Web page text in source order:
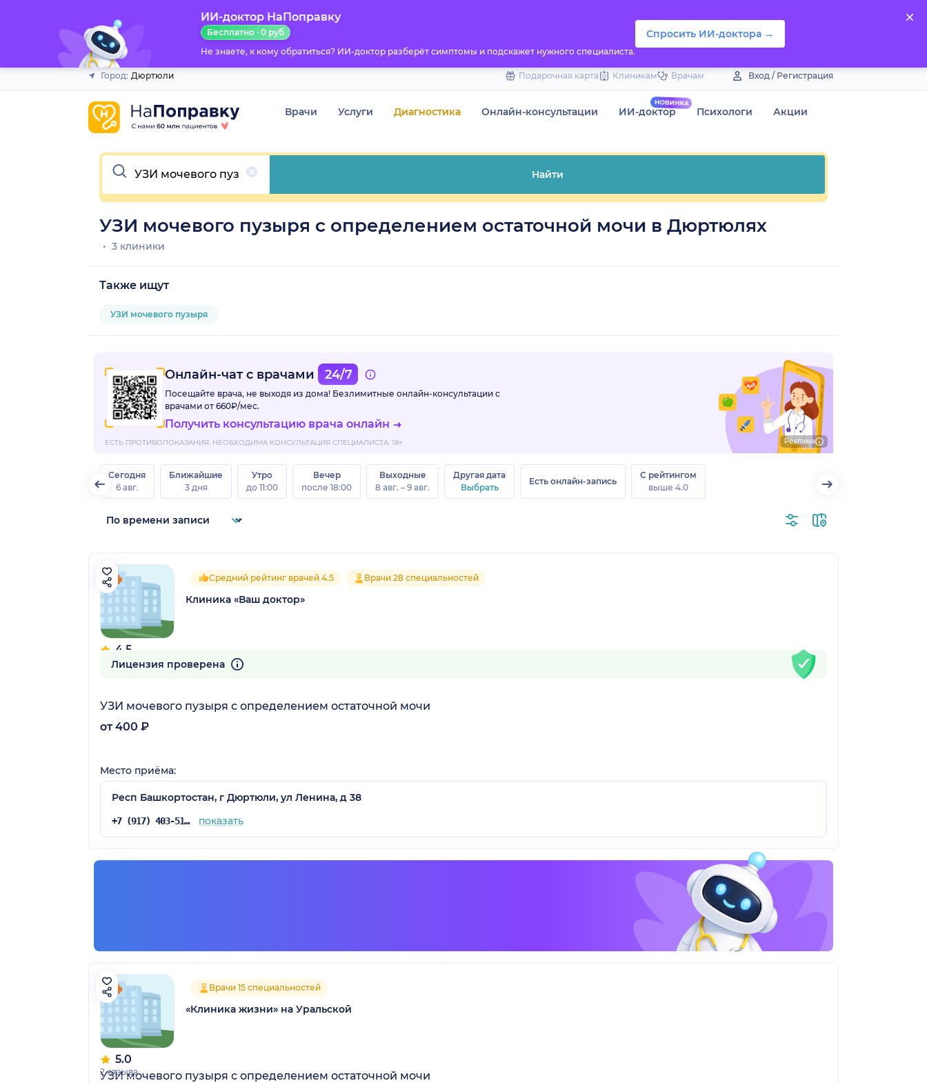
ИИ-доктор НаПоправку
Бесплатно · 0 руб
Не знаете, к кому обратиться? ИИ-доктор разберёт симптомы и подскажет нужного специалиста.
Спросить ИИ-доктора →
Город: Дюртюли Подарочная карта Клиникам Врачам Вход / Регистрация
Врачи Услуги Диагностика Онлайн-консультации ИИ-доктор Психологи Акции
Очистить
Найти
УЗИ мочевого пузыря с определением остаточной мочи в Дюртюлях
3 клиники
Также ищут
УЗИ мочевого пузыря
Онлайн-чат с врачами 24/7
Посещайте врача, не выходя из дома! Безлимитные онлайн-консультации с
врачами от 660₽/мес.
Получить консультацию врача онлайн
ЕСТЬ ПРОТИВОПОКАЗАНИЯ. НЕОБХОДИМА КОНСУЛЬТАЦИЯ СПЕЦИАЛИСТА. 18+ Реклама
Сегодня
6 авг.
Ближайшие
3 дня
Утро
до 11:00
Вечер
после 18:00
Выходные
8 авг. – 9 авг.
Другая дата
Выбрать
Есть онлайн-запись
С рейтингом
выше 4.0
4.5
14 отзывов
Средний рейтинг врачей 4.5 Врачи 28 специальностей
Клиника «Ваш доктор»
Лицензия проверена
УЗИ мочевого пузыря с определением остаточной мочи
от 400 ₽
Место приёма:
Респ Башкортостан, г Дюртюли, ул Ленина, д 38
+7 (917) 403-51-02 показать
5.0
2 отзыва
Врачи 15 специальностей
«Клиника жизни» на Уральской
УЗИ мочевого пузыря с определением остаточной мочи